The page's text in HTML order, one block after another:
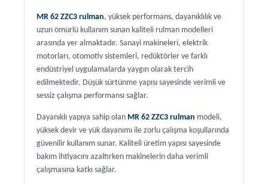
MR 62 ZZC3 rulman, yüksek performans, dayanıklılık ve
uzun ömürlü kullanım sunan kaliteli rulman modelleri
arasında yer almaktadır. Sanayi makineleri, elektrik
motorları, otomotiv sistemleri, redüktörler ve farklı
endüstriyel uygulamalarda yaygın olarak tercih
edilmektedir. Düşük sürtünme yapısı sayesinde verimli ve
sessiz çalışma performansı sağlar.
Dayanıklı yapıya sahip olan MR 62 ZZC3 rulman modeli,
yüksek devir ve yük dayanımı ile zorlu çalışma koşullarında
güvenilir kullanım sunar. Kaliteli üretim yapısı sayesinde
bakım ihtiyacını azaltırken makinelerin daha verimli
çalışmasına katkı sağlar.